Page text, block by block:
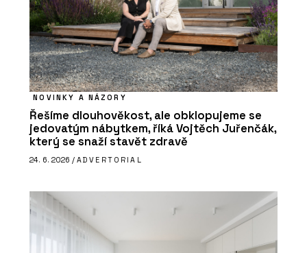
NOVINKY A NÁZORY
Řešíme dlouhověkost, ale obklopujeme se
jedovatým nábytkem, říká Vojtěch Juřenčák,
který se snaží stavět zdravě
24. 6. 2026 / ADVERTORIAL